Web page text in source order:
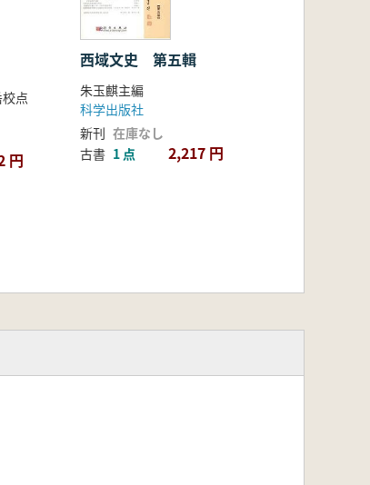
点
円
西域文史 第五輯
朱玉麒主編
科学出版社
新刊 在庫なし
古書 1 点 2,217 円